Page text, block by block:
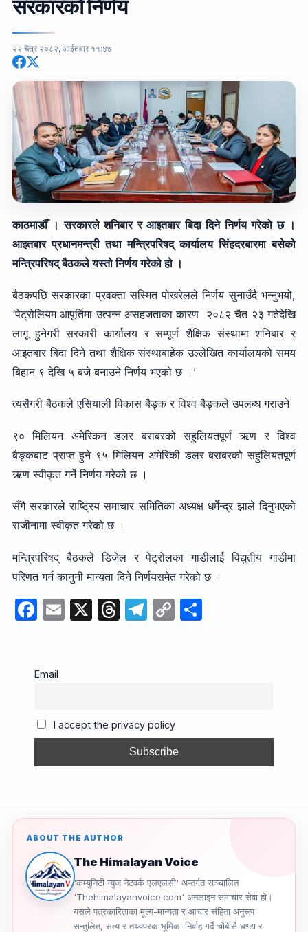
सरकारको निर्णय
२२ चैत्र २०८२, आईतवार ११:४७
काठमाडौँ । सरकारले शनिबार र आइतबार बिदा दिने निर्णय गरेको छ ।
आइतबार प्रधानमन्त्री तथा मन्त्रिपरिषद् कार्यालय सिंहदरबारमा बसेको
मन्त्रिपरिषद् बैठकले यस्तो निर्णय गरेको हो ।
बैठकपछि सरकारका प्रवक्ता सस्मित पोखरेलले निर्णय सुनाउँदै भन्नुभयो,
‘पेट्रोलियम आपूर्तिमा उत्पन्न असहजताका कारण २०८२ चैत २३ गतेदेखि
लागू हुनेगरी सरकारी कार्यालय र सम्पूर्ण शैक्षिक संस्थामा शनिबार र
आइतबार बिदा दिने तथा शैक्षिक संस्थाबाहेक उल्लेखित कार्यालयको समय
बिहान ९ देखि ५ बजे बनाउने निर्णय भएको छ ।’
त्यसैगरी बैठकले एसियाली विकास बैङ्क र विश्व बैङ्कले उपलब्ध गराउने
९० मिलियन अमेरिकन डलर बराबरको सहुलियतपूर्ण ऋण र विश्व
बैङ्कबाट प्राप्त हुने ९५ मिलियन अमेरिकी डलर बराबरको सहुलियतपूर्ण
ऋण स्वीकृत गर्ने निर्णय गरेको छ ।
सँगै सरकारले राष्ट्रिय समाचार समितिका अध्यक्ष धर्मेन्द्र झाले दिनुभएको
राजीनामा स्वीकृत गरेको छ ।
मन्त्रिपरिषद् बैठकले डिजेल र पेट्रोलका गाडीलाई विद्युतीय गाडीमा
परिणत गर्न कानुनी मान्यता दिने निर्णयसमेत गरेको छ ।
F
e
o
o
k
E X T
s
T
m
C
n
k
S
Email
I accept the privacy policy
ABOUT THE AUTHOR
The Himalayan Voice
'कम्युनिटी न्युज नेटवर्क एलएलसी' अन्तर्गत सञ्चालित
'Thehimalayanvoice.com' अनलाइन समाचार सेवा हो।
यसले पत्रकारिताका मूल्य-मान्यता र आचार संहिता अनुरूप
सन्तुलित, सत्य र तथ्यपरक भूमिका निर्वाह गर्दै चौबीसै घण्टा र